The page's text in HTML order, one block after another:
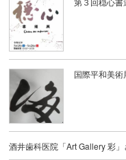
国際平和美術
酒井歯科医院「Art Gallery 彩